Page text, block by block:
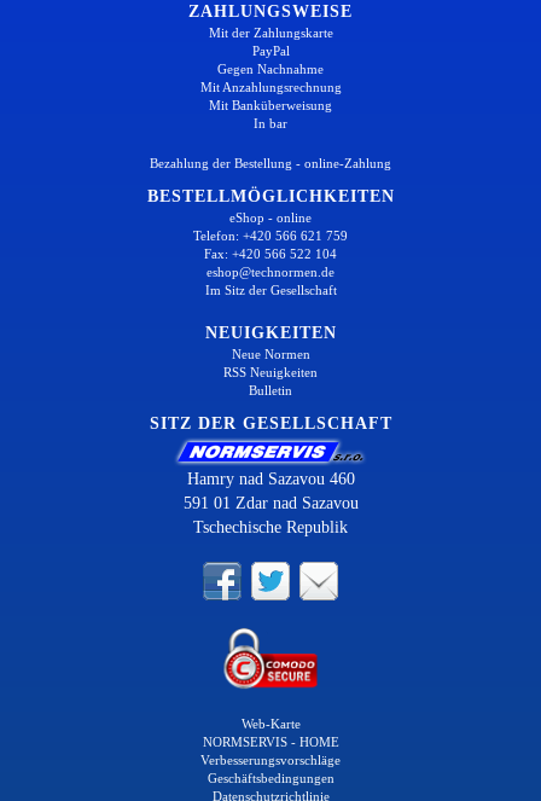
ZAHLUNGSWEISE
Mit der Zahlungskarte
PayPal
Gegen Nachnahme
Mit Anzahlungsrechnung
Mit Banküberweisung
In bar
Bezahlung der Bestellung - online-Zahlung
BESTELLMÖGLICHKEITEN
eShop - online
Telefon: +420 566 621 759
Fax: +420 566 522 104
eshop@technormen.de
Im Sitz der Gesellschaft
NEUIGKEITEN
Neue Normen
RSS Neuigkeiten
Bulletin
SITZ DER GESELLSCHAFT
Hamry nad Sazavou 460
591 01 Zdar nad Sazavou
Tschechische Republik
Web-Karte
NORMSERVIS - HOME
Verbesserungsvorschläge
Geschäftsbedingungen
Datenschutzrichtlinie